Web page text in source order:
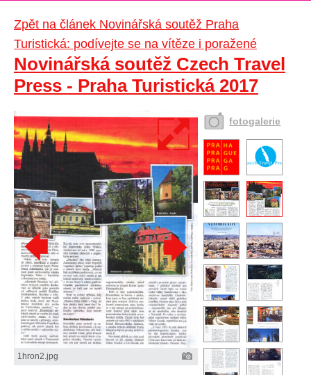
Zpět na článek Novinářská soutěž Praha
Turistická: podívejte se na vítěze i poražené
Novinářská soutěž Czech Travel
Press - Praha Turistická 2017
1hron2.jpg
fotogalerie